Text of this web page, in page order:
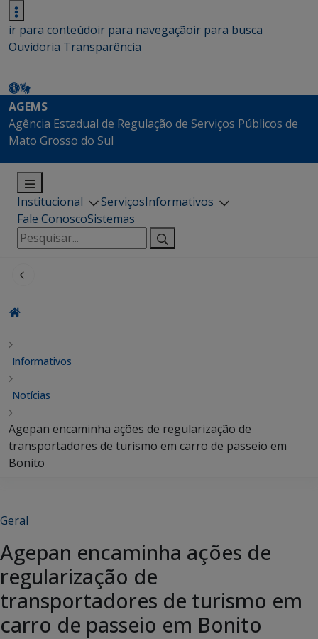
ir para conteúdoir para navegaçãoir para busca
Ouvidoria Transparência
AGEMS
Agência Estadual de Regulação de Serviços Públicos de
Mato Grosso do Sul
Institucional ServiçosInformativos
Fale ConoscoSistemas
Pesquisar
por:
Informativos
Notícias
Agepan encaminha ações de regularização de
transportadores de turismo em carro de passeio em
Bonito
Geral
Agepan encaminha ações de
regularização de
transportadores de turismo em
carro de passeio em Bonito